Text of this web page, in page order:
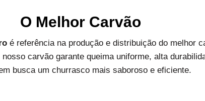
O Melhor Carvão
é referência na produção e distribuição do melhor
nosso carvão garante queima uniforme, alta
busca um churrasco mais saboroso e eficiente.